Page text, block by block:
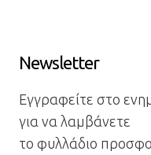
Newsletter
Εγγραφείτε στο
για να λαμβάνετε
το φυλλάδιο